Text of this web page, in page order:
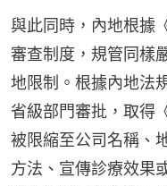
與此同時，內地根據
審查制度，規管同樣
地限制。根據內地法
省級部門審批，取得
被限縮至公司名稱、
方法、宣傳診療效果